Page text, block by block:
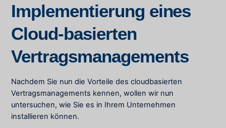
Implementierung eines
Cloud-basierten
Vertragsmanagements
Nachdem Sie nun die Vorteile des cloudbasierten
Vertragsmanagements kennen, wollen wir nun
untersuchen, wie Sie es in Ihrem Unternehmen
installieren können.